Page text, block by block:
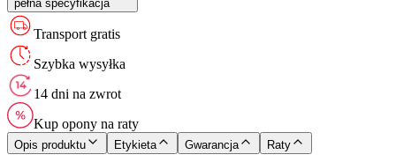
pełna specyfikacja
Transport gratis
Szybka wysyłka
14 dni na zwrot
Kup opony na raty
Opis produktu Etykieta Gwarancja Raty